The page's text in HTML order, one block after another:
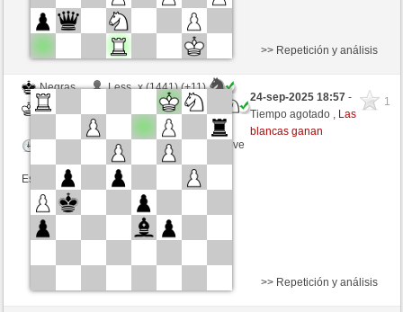
Negras
Less_x (1441) (+11)
Blancas
bachmann (1319) (-11)
Tiempo: 3 minutes/side + 3 seconds/move
Esta partida es por puntos
>> Repetición y análisis
1
24-sep-2025 18:57-
Tiempo agotado , Las
blancas ganan
>> Repetición y análisis